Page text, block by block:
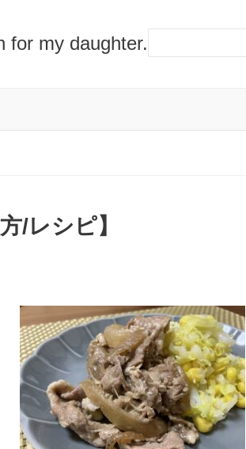
for my daughter.
/レシピ】